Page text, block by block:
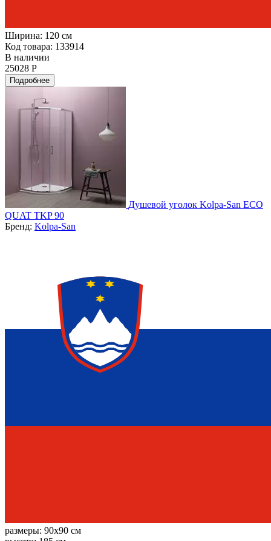
Ширина: 120 см
Код товара: 133914
В наличии
25028 Р
Подробнее
Душевой уголок Kolpa-San ECO
QUAT TKP 90
Бренд: Kolpa-San
размеры: 90x90 см